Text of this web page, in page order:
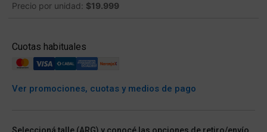
Precio por unidad: $19.999
Cuotas habituales
Ver promociones, cuotas y medios de pago
Seleccioná talle (ARG) y conocé las opciones de retiro/envío